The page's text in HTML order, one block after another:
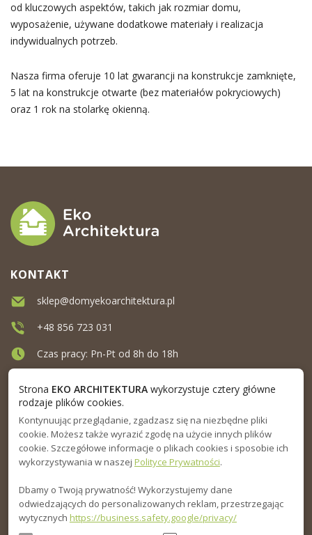
od kluczowych aspektów, takich jak rozmiar domu,
wyposażenie, używane dodatkowe materiały i realizacja
indywidualnych potrzeb.
Nasza firma oferuje 10 lat gwarancji na konstrukcje zamknięte,
5 lat na konstrukcje otwarte (bez materiałów pokryciowych)
oraz 1 rok na stolarkę okienną.
MENU
INFORMACJA
PORADNIK
KONTAKT
sklep@domyekoarchitektura.pl
+48 856 723 031
Czas pracy: Pn-Pt od 8h do 18h
Strona EKO ARCHITEKTURAwykorzystuje cztery główne
rodzaje plików cookies.
Kontynuując przeglądanie, zgadzasz się na niezbędne pliki
cookie. Możesz także wyrazić zgodę na użycie innych plików
cookie. Szczegółowe informacje o plikach cookies i sposobie ich
wykorzystywania w naszej Polityce Prywatności.
Dbamy o Twoją prywatność! Wykorzystujemy dane
odwiedzających do personalizowanych reklam, przestrzegając
wytycznych https://business.safety.google/privacy/